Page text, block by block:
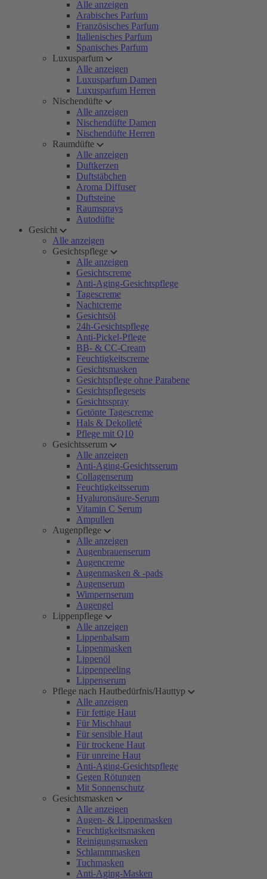
Alle anzeigen
Arabisches Parfum
Französisches Parfum
Italienisches Parfum
Spanisches Parfum
Luxusparfum
Alle anzeigen
Luxusparfum Damen
Luxusparfum Herren
Nischendüfte
Alle anzeigen
Nischendüfte Damen
Nischendüfte Herren
Raumdüfte
Alle anzeigen
Duftkerzen
Duftstäbchen
Aroma Diffuser
Duftsteine
Raumsprays
Autodüfte
Gesicht
Alle anzeigen
Gesichtspflege
Alle anzeigen
Gesichtscreme
Anti-Aging-Gesichtspflege
Tagescreme
Nachtcreme
Gesichtsöl
24h-Gesichtspflege
Anti-Pickel-Pflege
BB- & CC-Cream
Feuchtigkeitscreme
Gesichtsmasken
Gesichtspflege ohne Parabene
Gesichtspflegesets
Gesichtsspray
Getönte Tagescreme
Hals & Dekolleté
Pflege mit Q10
Gesichtsserum
Alle anzeigen
Anti-Aging-Gesichtsserum
Collagenserum
Feuchtigkeitsserum
Hyaluronsäure-Serum
Vitamin C Serum
Ampullen
Augenpflege
Alle anzeigen
Augenbrauenserum
Augencreme
Augenmasken & -pads
Augenserum
Wimpernserum
Augengel
Lippenpflege
Alle anzeigen
Lippenbalsam
Lippenmasken
Lippenöl
Lippenpeeling
Lippenserum
Pflege nach Hautbedürfnis/Hauttyp
Alle anzeigen
Für fettige Haut
Für Mischhaut
Für sensible Haut
Für trockene Haut
Für unreine Haut
Anti-Aging-Gesichtspflege
Gegen Rötungen
Mit Sonnenschutz
Gesichtsmasken
Alle anzeigen
Augen- & Lippenmasken
Feuchtigkeitsmasken
Reinigungsmasken
Schlammmasken
Tuchmasken
Anti-Aging-Masken